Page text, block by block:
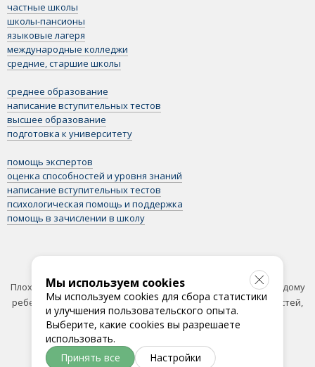
частные школы
школы-пансионы
языковые лагеря
международные колледжи
средние, старшие школы
среднее образование
написание вступительных тестов
высшее образование
подготовка к университету
помощь экспертов
оценка способностей и уровня знаний
написание вступительных тестов
психологическая помощь и поддержка
помощь в зачислении в школу
Плохие и хорошие британские школы стоят одинаково. Каждому
ребенку нужна своя школа: исходя из интересов, потребностей,
целей.
Мы используем cookies
Мы используем cookies для сбора статистики
и улучшения пользовательского опыта.
Выберите, какие cookies вы разрешаете
использовать.
Принять все
Настройки